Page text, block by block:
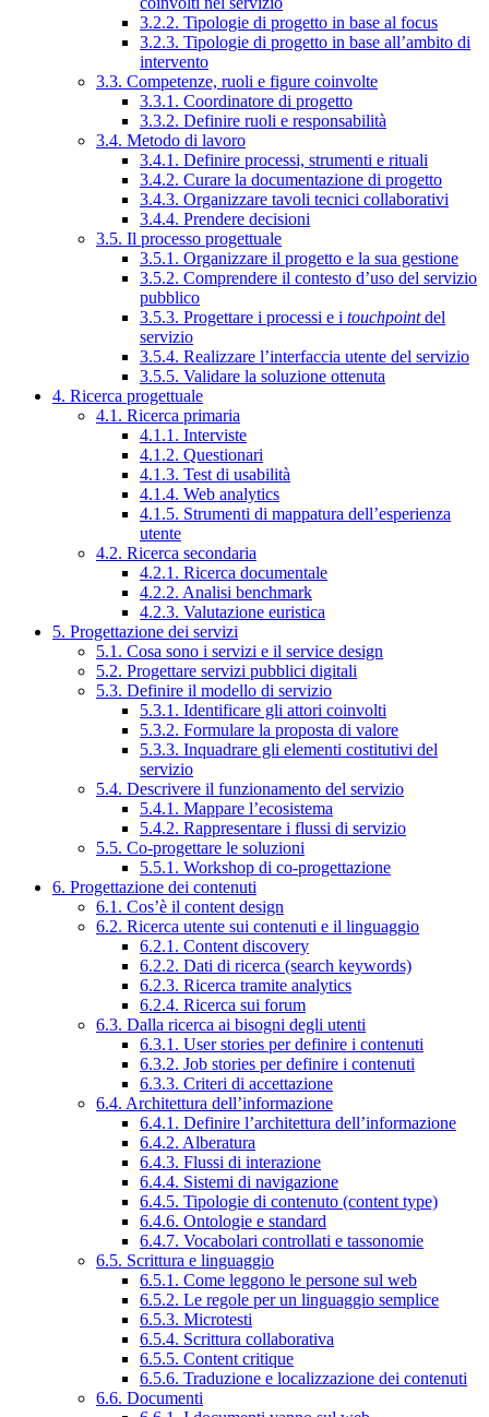
3.2.2. Tipologie di progetto in base al focus
3.2.3. Tipologie di progetto in base all’ambito di
intervento
3.3. Competenze, ruoli e figure coinvolte
3.3.1. Coordinatore di progetto
3.3.2. Definire ruoli e responsabilità
3.4. Metodo di lavoro
3.4.1. Definire processi, strumenti e rituali
3.4.2. Curare la documentazione di progetto
3.4.3. Organizzare tavoli tecnici collaborativi
3.4.4. Prendere decisioni
3.5. Il processo progettuale
3.5.1. Organizzare il progetto e la sua gestione
3.5.2. Comprendere il contesto d’uso del servizio
pubblico
3.5.3. Progettare i processi e i touchpointdel
servizio
3.5.4. Realizzare l’interfaccia utente del servizio
3.5.5. Validare la soluzione ottenuta
4. Ricerca progettuale
4.1. Ricerca primaria
4.1.1. Interviste
4.1.2. Questionari
4.1.3. Test di usabilità
4.1.4. Web analytics
4.1.5. Strumenti di mappatura dell’esperienza
utente
4.2. Ricerca secondaria
4.2.1. Ricerca documentale
4.2.2. Analisi benchmark
4.2.3. Valutazione euristica
5. Progettazione dei servizi
5.1. Cosa sono i servizi e il service design
5.2. Progettare servizi pubblici digitali
5.3. Definire il modello di servizio
5.3.1. Identificare gli attori coinvolti
5.3.2. Formulare la proposta di valore
5.3.3. Inquadrare gli elementi costitutivi del
servizio
5.4. Descrivere il funzionamento del servizio
5.4.1. Mappare l’ecosistema
5.4.2. Rappresentare i flussi di servizio
5.5. Co-progettare le soluzioni
5.5.1. Workshop di co-progettazione
6. Progettazione dei contenuti
6.1. Cos’è il content design
6.2. Ricerca utente sui contenuti e il linguaggio
6.2.1. Content discovery
6.2.2. Dati di ricerca (search keywords)
6.2.3. Ricerca tramite analytics
6.2.4. Ricerca sui forum
6.3. Dalla ricerca ai bisogni degli utenti
6.3.1. User stories per definire i contenuti
6.3.2. Job stories per definire i contenuti
6.3.3. Criteri di accettazione
6.4. Architettura dell’informazione
6.4.1. Definire l’architettura dell’informazione
6.4.2. Alberatura
6.4.3. Flussi di interazione
6.4.4. Sistemi di navigazione
6.4.5. Tipologie di contenuto (content type)
6.4.6. Ontologie e standard
6.4.7. Vocabolari controllati e tassonomie
6.5. Scrittura e linguaggio
6.5.1. Come leggono le persone sul web
6.5.2. Le regole per un linguaggio semplice
6.5.3. Microtesti
6.5.4. Scrittura collaborativa
6.5.5. Content critique
6.5.6. Traduzione e localizzazione dei contenuti
6.6. Documenti